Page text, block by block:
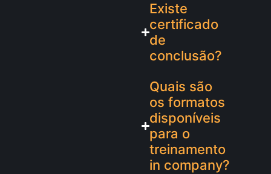
Existe
certificado
de
conclusão?
Quais são
os formatos
disponíveis
para o
treinamento
in company?